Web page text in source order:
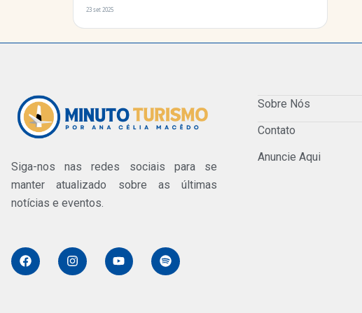
23 set 2025
Siga-nos nas redes sociais para se
manter atualizado sobre as últimas
notícias e eventos.
Sobre Nós
Contato
Anuncie Aqui